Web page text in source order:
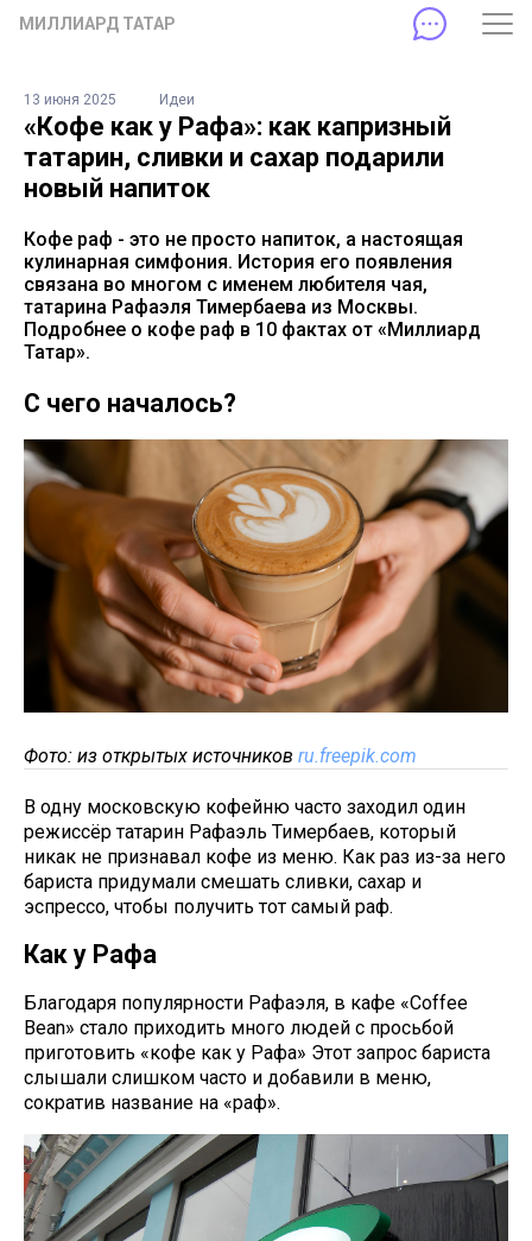
МИЛЛИАРД ТАТАР
13 июня 2025 Идеи
«Кофе как у Рафа»: как капризный
татарин, сливки и сахар подарили
новый напиток
Кофе раф - это не просто напиток, а настоящая
кулинарная симфония. История его появления
связана во многом с именем любителя чая,
татарина Рафаэля Тимербаева из Москвы.
Подробнее о кофе раф в 10 фактах от «Миллиард
Татар».
С чего началось?
Фото: из открытых источников ru.freepik.com
В одну московскую кофейню часто заходил один
режиссёр татарин Рафаэль Тимербаев, который
никак не признавал кофе из меню. Как раз из-за него
бариста придумали смешать сливки, сахар и
эспрессо, чтобы получить тот самый раф.
Как у Рафа
Благодаря популярности Рафаэля, в кафе «Coffee
Bean» стало приходить много людей с просьбой
приготовить «кофе как у Рафа» Этот запрос бариста
слышали слишком часто и добавили в меню,
сократив название на «раф».